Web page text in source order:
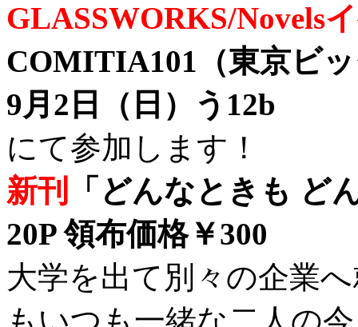
GLASSWORKS/Novels
COMITIA101（東京ビ
9月2日（日）う12b
にて参加します！
新刊
「どんなときも ど
20P 領布価格￥300
大学を出て別々の企業